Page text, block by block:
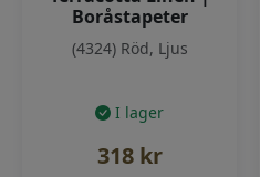
Boråstapeter
(4324) Röd, Ljus
I lager
318 kr